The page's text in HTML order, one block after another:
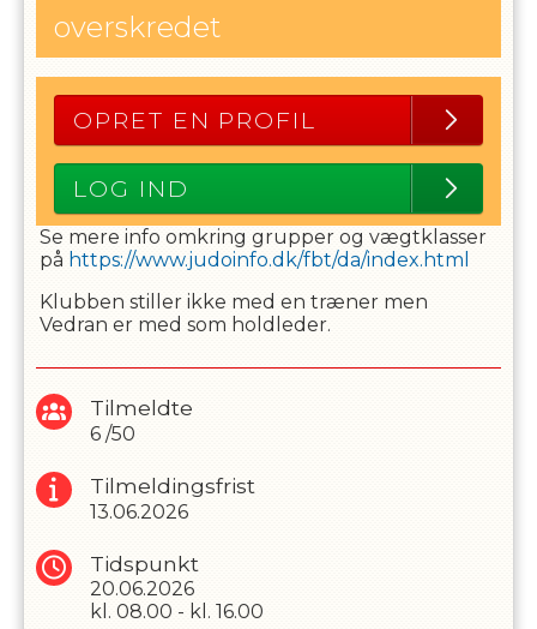
overskredet
OPRET EN PROFIL
LOG IND
Se mere info omkring grupper og vægtklasser
på https://www.judoinfo.dk/fbt/da/index.html
Klubben stiller ikke med en træner men
Vedran er med som holdleder.
Tilmeldte
6/50
Tilmeldingsfrist
13.06.2026
Tidspunkt
20.06.2026
kl. 08.00 - kl. 16.00